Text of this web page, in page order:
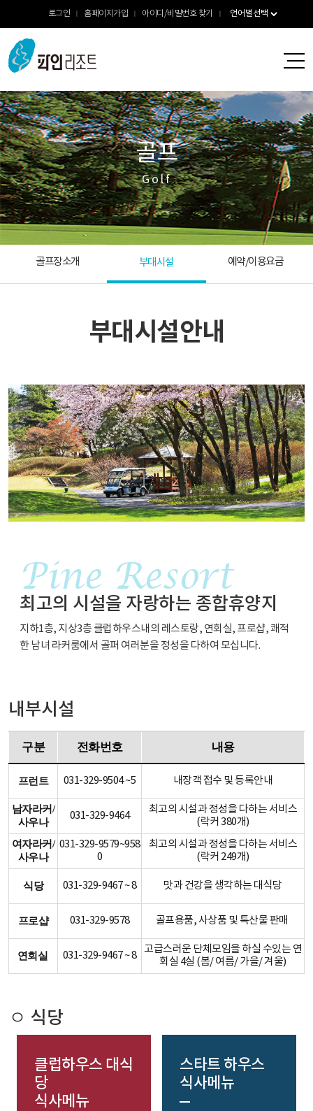
로그인 홈페이지가입 아이디/비밀번호 찾기
골프
Golf
골프장소개 부대시설 예약/이용요금
부대시설안내
최고의 시설을 자랑하는 종합휴양지
지하1층, 지상3층 클럽하우스내의 레스토랑, 연회실, 프로샵, 쾌적
한 남녀 라커룸에서 골퍼 여러분을 정성을 다하여 모십니다.
내부시설
구분 전화번호 내용
프런트 031-329-9504 ~5 내장객 접수 및 등록안내
남자라커/
사우나
031-329-9464
최고의 시설과 정성을 다하는 서비스
(락커 380개)
여자라커/
사우나
031-329-9579~958
0
최고의 시설과 정성을 다하는 서비스
(락커 249개)
식당 031-329-9467 ~ 8 맛과 건강을 생각하는 대식당
프로샵 031-329-9578 골프용품, 사상품 및 특산물 판매
연회실 031-329-9467 ~ 8
고급스러운 단체모임을 하실 수있는 연
회실 4실 (봄/ 여름/ 가을/ 겨울)
ㅇ 식당
클럽하우스 대식
당
식사메뉴
스타트 하우스
식사메뉴